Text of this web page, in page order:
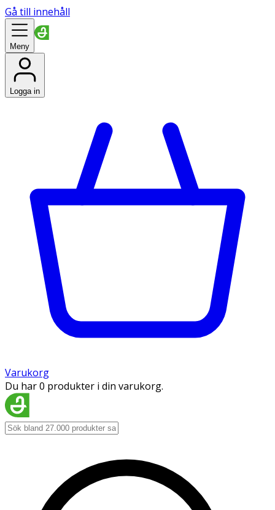
Gå till innehåll
Meny
Logga in
Varukorg
Du har 0 produkter i din varukorg.